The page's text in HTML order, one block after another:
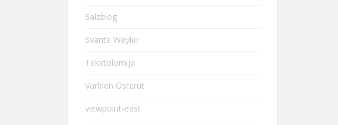
Salzblog
Svante Weyler
Tekstolomija
Världen Österut
viewpoint-east